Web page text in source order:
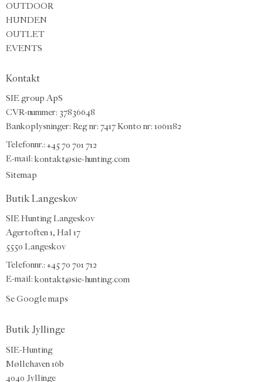
OUTDOOR
HUNDEN
OUTLET
EVENTS
Kontakt
SIE group ApS
CVR-nummer: 37836648
Bankoplysninger: Reg nr: 7417 Konto nr: 1061182
Telefonnr.: +45 70 701 712
E-mail: kontakt@sie-hunting.com
Sitemap
Butik Langeskov
SIE Hunting Langeskov
Agertoften 1, Hal 17
5550 Langeskov
Telefonnr.: +45 70 701 712
E-mail: kontakt@sie-hunting.com
Se Google maps
Butik Jyllinge
SIE-Hunting
Møllehaven 16b
4040 Jyllinge